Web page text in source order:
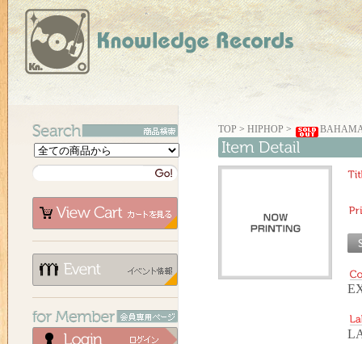
TOP > HIPHOP >